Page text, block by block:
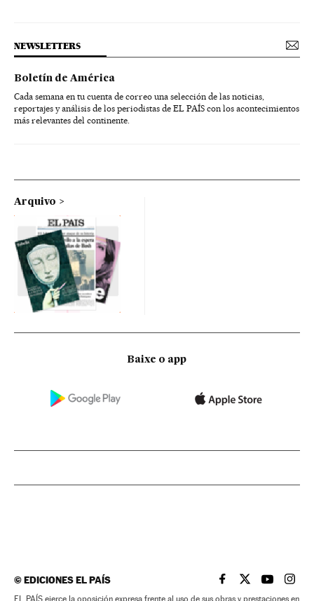
NEWSLETTERS
Boletín de América
Cada semana en tu cuenta de correo una selección de las noticias,
reportajes y análisis de los periodistas de EL PAÍS con los acontecimientos
más relevantes del continente.
Arquivo
Baixe o app
©EDICIONES EL PAÍS EL PAÍS BRASIL EN
EL PAÍSEL PAÍS
EL
EL PAÍS ejerce la oposición expresa frente al uso de sus obras y prestaciones en